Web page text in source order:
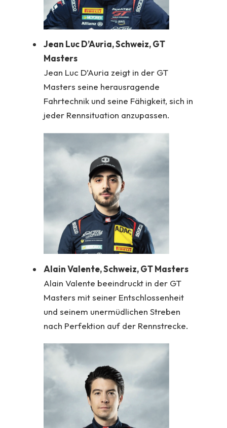
Jean Luc D’Auria, Schweiz, GT
Masters
Jean Luc D’Auria zeigt in der GT
Masters seine herausragende
Fahrtechnik und seine Fähigkeit, sich in
jeder Rennsituation anzupassen.
Alain Valente, Schweiz, GT Masters
Alain Valente beeindruckt in der GT
Masters mit seiner Entschlossenheit
und seinem unermüdlichen Streben
nach Perfektion auf der Rennstrecke.